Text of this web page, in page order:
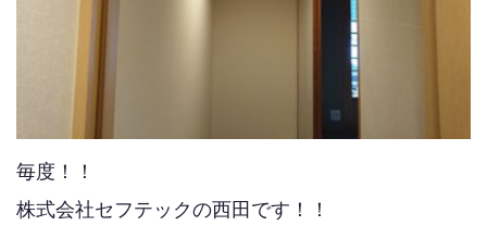
毎度！！
株式会社セフテックの西田です！！